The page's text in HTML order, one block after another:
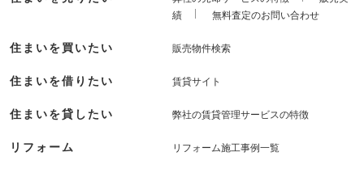
績
無料査定のお問い合わせ
住まいを買いたい 販売物件検索
住まいを借りたい 賃貸サイト
住まいを貸したい 弊社の賃貸管理サービスの特徴
リフォーム リフォーム施工事例一覧